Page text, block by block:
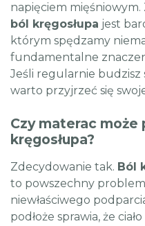
napięciem mięśniowym.
ból kręgosłupa jest
którym spędzamy
fundamentalne
Jeśli regularnie budzisz
warto przyjrzeć się
Czy materac może
kręgosłupa?
Zdecydowanie tak. Ból
to powszechny
niewłaściwego
podłoże sprawia, że